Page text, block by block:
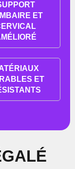
ET
ET